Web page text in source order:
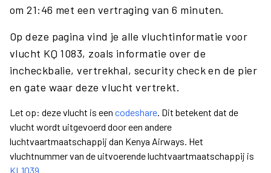
om 21:46 met een vertraging van 6 minuten.
Op deze pagina vind je alle vluchtinformatie voor
vlucht KQ 1083, zoals informatie over de
incheckbalie, vertrekhal, security check en de pier
en gate waar deze vlucht vertrekt.
Let op: deze vlucht is een codeshare. Dit betekent dat de
vlucht wordt uitgevoerd door een andere
luchtvaartmaatschappij dan Kenya Airways. Het
vluchtnummer van de uitvoerende luchtvaartmaatschappij is
KL1039.